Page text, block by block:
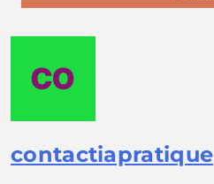
contactiapratique